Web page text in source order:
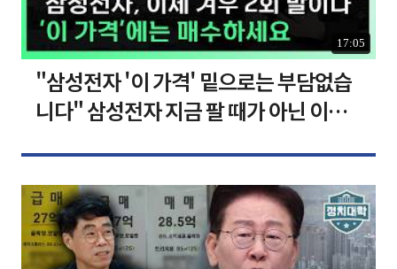
17:05
"삼성전자 '이 가격' 밑으로는 부담없습
니다" 삼성전자 지금 팔 때가 아닌 이유